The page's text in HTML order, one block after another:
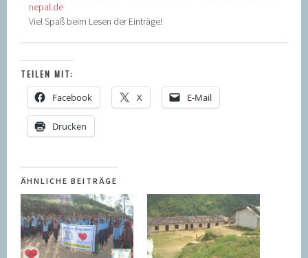
nepal.de
Viel Spaß beim Lesen der Einträge!
TEILEN MIT:
Facebook X E-Mail
Drucken
ÄHNLICHE BEITRÄGE